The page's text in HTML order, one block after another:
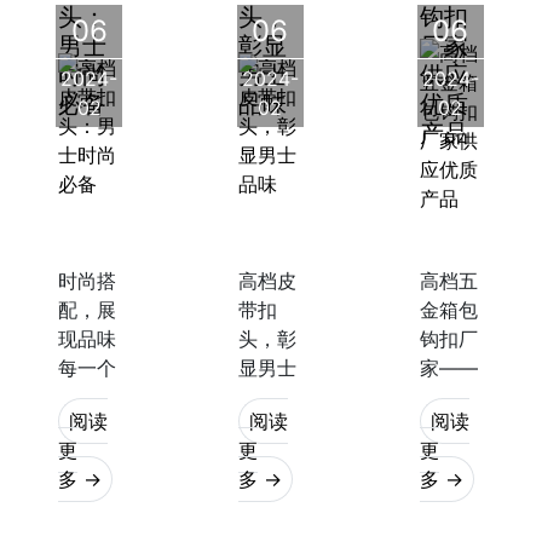
头：
男士
时尚
必备
06
2024-
02
时尚搭
配，展
现品味
每一个
细节都
能展现
一个人
的品味
阅读
更
多 →
头，
彰显
男士
品味
06
2024-
02
高档皮
带扣
头，彰
显男士
品味
作为一
种重要
的男士
阅读
更
多 →
钩扣
厂家
供应
优质
产品
06
2024-
02
高档五
金箱包
钩扣厂
家——
提供优
质产品
在现代
社会，
阅读
更
多 →